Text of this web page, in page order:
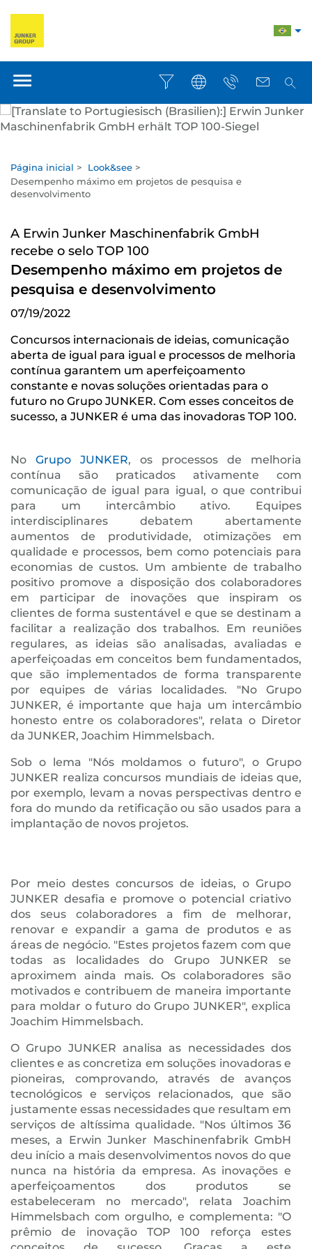
Página inicial > Look&see >
Desempenho máximo em projetos de pesquisa e
desenvolvimento
A Erwin Junker Maschinenfabrik GmbH
recebe o selo TOP 100
Desempenho máximo em projetos de
pesquisa e desenvolvimento
07/19/2022
Concursos internacionais de ideias, comunicação
aberta de igual para igual e processos de melhoria
contínua garantem um aperfeiçoamento
constante e novas soluções orientadas para o
futuro no Grupo JUNKER. Com esses conceitos de
sucesso, a JUNKER é uma das inovadoras TOP 100.
No Grupo JUNKER, os processos de melhoria
contínua são praticados ativamente com
comunicação de igual para igual, o que contribui
para um intercâmbio ativo. Equipes
interdisciplinares debatem abertamente
aumentos de produtividade, otimizações em
qualidade e processos, bem como potenciais para
economias de custos. Um ambiente de trabalho
positivo promove a disposição dos colaboradores
em participar de inovações que inspiram os
clientes de forma sustentável e que se destinam a
facilitar a realização dos trabalhos. Em reuniões
regulares, as ideias são analisadas, avaliadas e
aperfeiçoadas em conceitos bem fundamentados,
que são implementados de forma transparente
por equipes de várias localidades. "No Grupo
JUNKER, é importante que haja um intercâmbio
honesto entre os colaboradores", relata o Diretor
da JUNKER, Joachim Himmelsbach.
Sob o lema "Nós moldamos o futuro", o Grupo
JUNKER realiza concursos mundiais de ideias que,
por exemplo, levam a novas perspectivas dentro e
fora do mundo da retificação ou são usados para a
implantação de novos projetos.
Por meio destes concursos de ideias, o Grupo
JUNKER desafia e promove o potencial criativo
dos seus colaboradores a fim de melhorar,
renovar e expandir a gama de produtos e as
áreas de negócio. "Estes projetos fazem com que
todas as localidades do Grupo JUNKER se
aproximem ainda mais. Os colaboradores são
motivados e contribuem de maneira importante
para moldar o futuro do Grupo JUNKER", explica
Joachim Himmelsbach.
O Grupo JUNKER analisa as necessidades dos
clientes e as concretiza em soluções inovadoras e
pioneiras, comprovando, através de avanços
tecnológicos e serviços relacionados, que são
justamente essas necessidades que resultam em
serviços de altíssima qualidade. "Nos últimos 36
meses, a Erwin Junker Maschinenfabrik GmbH
deu início a mais desenvolvimentos novos do que
nunca na história da empresa. As inovações e
aperfeiçoamentos dos produtos se
estabeleceram no mercado", relata Joachim
Himmelsbach com orgulho, e complementa: "O
prêmio de inovação TOP 100 reforça estes